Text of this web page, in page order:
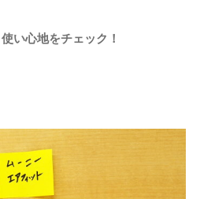
い心地をチェック！